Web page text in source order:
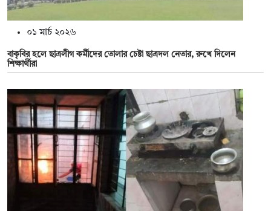
০১ মার্চ ২০২৬
বাকৃবির হলে ছাত্রলীগ কর্মীদের তোলার চেষ্টা ছাত্রদল নেতার, রুখে দিলেন
শিক্ষার্থীরা